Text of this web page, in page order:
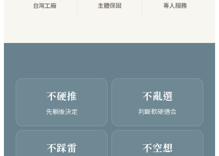
台灣工廠 主體保固 專人服務
不硬推
先躺後決定
不亂選
判斷軟硬適合
不踩雷 不空想